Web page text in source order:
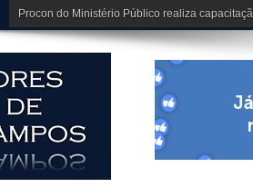
Dona Dirinha celebra uma marca